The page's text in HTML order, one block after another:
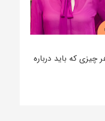
که باید درباره